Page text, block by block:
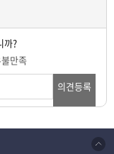
까?
만족
의견등록